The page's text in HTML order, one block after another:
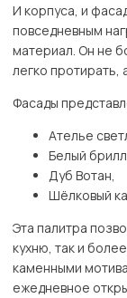
И корпуса, и
повседневным
материал. Он не
легко протирать,
Фасады
Ателье
Белый
Дуб Вотан,
Шёлковый
Эта палитра
кухню, так и
каменными
ежедневное